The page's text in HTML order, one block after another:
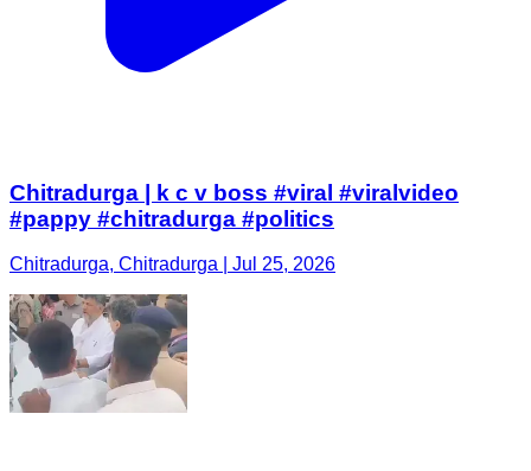
Chitradurga | k c v boss #viral #viralvideo
#pappy #chitradurga #politics
Chitradurga, Chitradurga | Jul 25, 2026